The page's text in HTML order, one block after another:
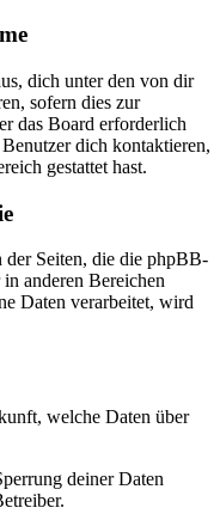
dich unter den von dir
sofern dies zur
das Board erforderlich
dich kontaktieren,
gestattet hast.
Seiten, die die phpBB-
anderen Bereichen
Daten verarbeitet, wird
welche Daten über
deiner Daten